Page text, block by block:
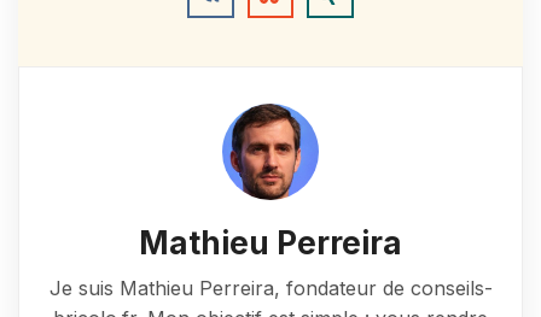
Mathieu Perreira
Je suis Mathieu Perreira, fondateur de conseils-